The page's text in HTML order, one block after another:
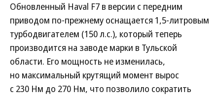
Обновленный Haval F7 в версии с передним
приводом по-прежнему оснащается 1,5-литровым
турбодвигателем (150 л.с.), который теперь
производится на заводе марки в Тульской
области. Его мощность не изменилась,
но максимальный крутящий момент вырос
с 230 Нм до 270 Нм, что позволило сократить